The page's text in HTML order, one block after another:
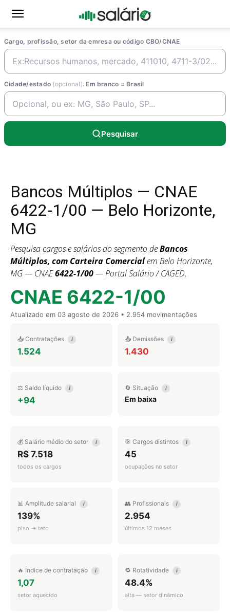
Cargo, profissão, setor da emresa ou código CBO/CNAE
Cidade/estado (opcional). Em branco = Brasil
Pesquisar
Bancos Múltiplos — CNAE
6422-1/00 — Belo Horizonte,
MG
Pesquisa cargos e salários do segmento deBancos
Múltiplos, com Carteira Comercialem Belo Horizonte,
MG — CNAE6422-1/00— Portal Salário / CAGED.
CNAE 6422-1/00
Atualizado em 03 agosto de 2026 • 2.954 movimentações
📥 Contratações i
1.524
📤 Demissões i
1.430
⚖️ Saldo líquido i
+94
🔄 Situação i
Em baixa
💰 Salário médio do setor i
R$ 7.518
todos os cargos
🎯 Cargos distintos i
45
ocupações no setor
📊 Amplitude salarial i
139%
piso → teto
👥 Profissionais i
2.954
últimos 12 meses
🔥 Índice de contratação i
1,07
setor aquecido
🔁 Rotatividade i
48.4%
alta — setor dinâmico